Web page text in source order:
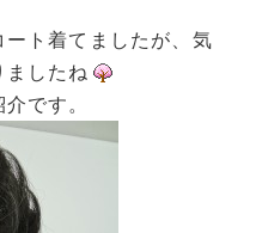
ト着てましたが、気
したね
です。